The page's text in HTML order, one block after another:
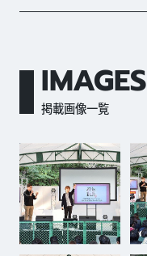
IMAGES
掲載画像一覧